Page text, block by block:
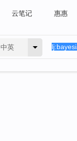
云笔记 惠惠
中英